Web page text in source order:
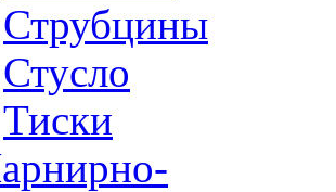
Струбцины
Стусло
Тиски